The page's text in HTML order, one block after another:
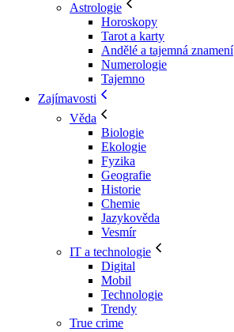
Astrologie
Horoskopy
Tarot a karty
Andělé a tajemná znamení
Numerologie
Tajemno
Zajímavosti
Věda
Biologie
Ekologie
Fyzika
Geografie
Historie
Chemie
Jazykověda
Vesmír
IT a technologie
Digital
Mobil
Technologie
Trendy
True crime